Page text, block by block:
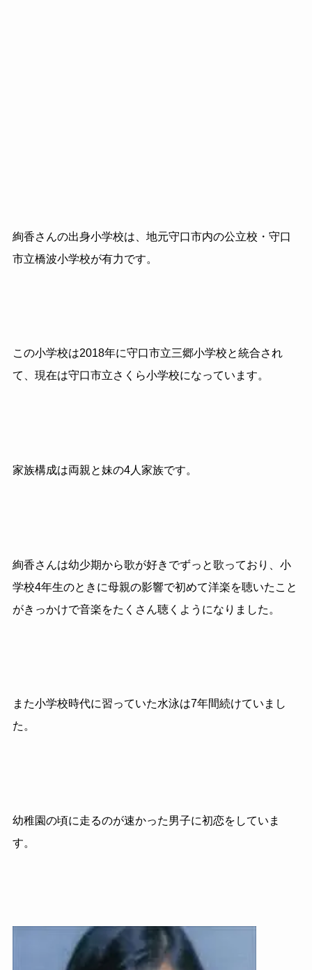
絢香さんの出身小学校は、地元守口市内の公立校・守口
市立橋波小学校が有力です。
この小学校は2018年に守口市立三郷小学校と統合され
て、現在は守口市立さくら小学校になっています。
家族構成は両親と妹の4人家族です。
絢香さんは幼少期から歌が好きでずっと歌っており、小
学校4年生のときに母親の影響で初めて洋楽を聴いたこと
がきっかけで音楽をたくさん聴くようになりました。
また小学校時代に習っていた水泳は7年間続けていまし
た。
幼稚園の頃に走るのが速かった男子に初恋をしていま
す。